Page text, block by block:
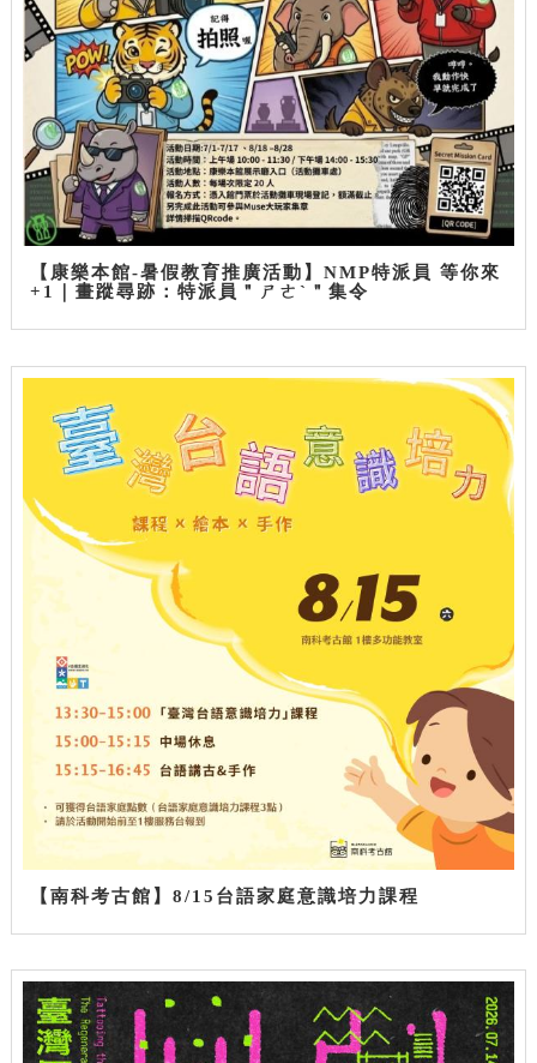
【康樂本館-暑假教育推廣活動】NMP特派員 等你來
+1｜畫蹤尋跡：特派員＂ㄕㄜˋ＂集令
【南科考古館】8/15台語家庭意識培力課程